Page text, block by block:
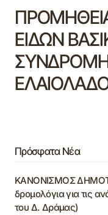
ΕΙΔΩΝ
Πρόσφατα Νέα
ΚΑΝΟΝΙΣΜΟΣ
δρομολόγια για τις
του Δ. Δράμας)